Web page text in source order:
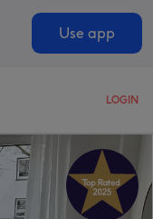
Use app
LOGIN